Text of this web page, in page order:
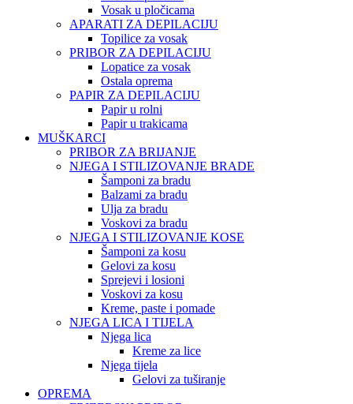
Vosak u pločicama
APARATI ZA DEPILACIJU
Topilice za vosak
PRIBOR ZA DEPILACIJU
Lopatice za vosak
Ostala oprema
PAPIR ZA DEPILACIJU
Papir u rolni
Papir u trakicama
MUŠKARCI
PRIBOR ZA BRIJANJE
NJEGA I STILIZOVANJE BRADE
Šamponi za bradu
Balzami za bradu
Ulja za bradu
Voskovi za bradu
NJEGA I STILIZOVANJE KOSE
Šamponi za kosu
Gelovi za kosu
Sprejevi i losioni
Voskovi za kosu
Kreme, paste i pomade
NJEGA LICA I TIJELA
Njega lica
Kreme za lice
Njega tijela
Gelovi za tuširanje
OPREMA